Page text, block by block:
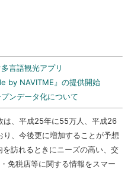
言語観光アプリ
by NAVITME』の提供開始
ンデータ化について
は、平成25年に55万人、平成26
、今後更に増加することが予想
訪れるときにニーズの高い、交
免税店等に関する情報をスマー